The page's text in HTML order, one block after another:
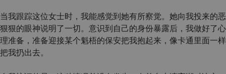
当我跟踪这位女士时，我能感觉到她有所察觉。她向我投来的恶
狠狠的眼神说明了一切。意识到自己的身份暴露后，我做好了心
理准备，准备迎接某个魁梧的保安把我抱起来，像卡通里面一样
把我扔出去。